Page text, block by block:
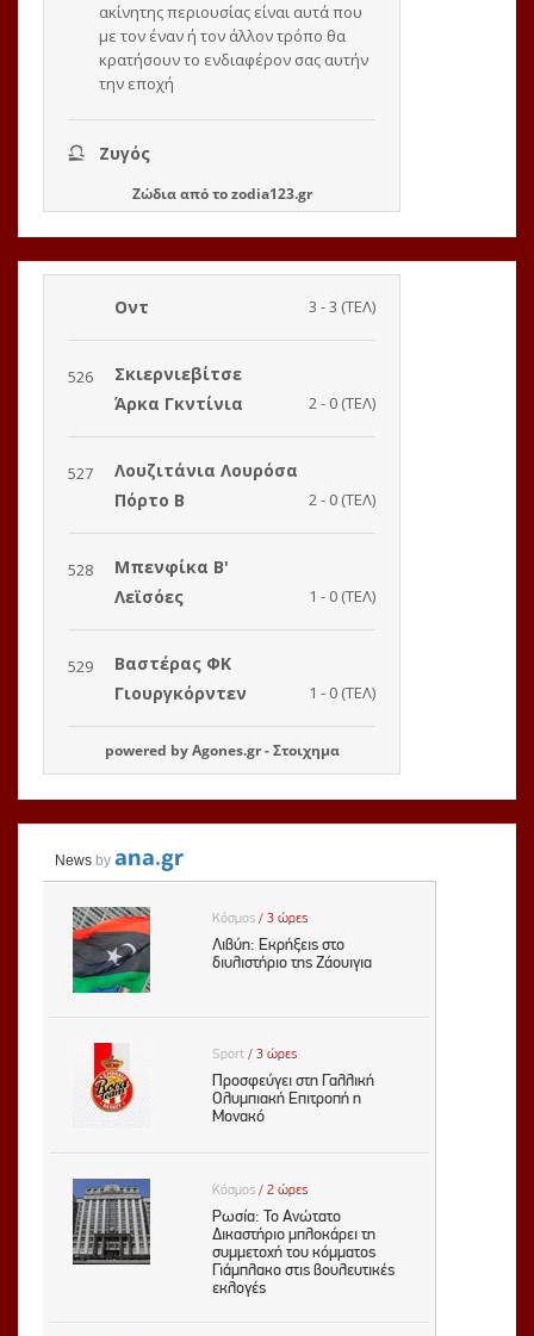
Ζώδιααπό τοzodia123.gr
powered byAgones.gr-Στοιχημα